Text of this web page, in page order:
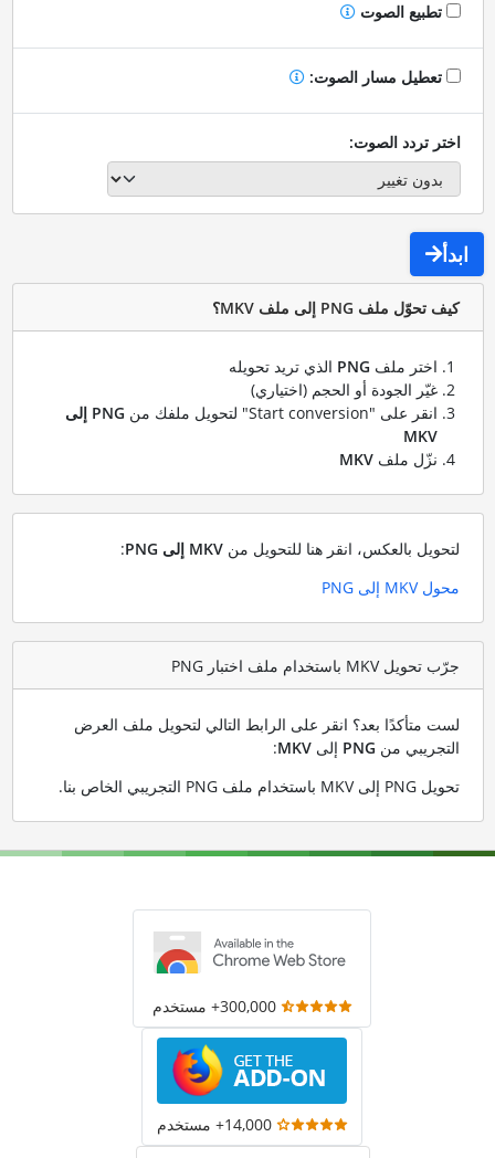
تطبيع الصوت
تعطيل مسار الصوت:
اختر تردد الصوت:
ابدأ
كيف تحوّل ملف PNG إلى ملف MKV؟
اختر ملف PNGالذي تريد تحويله
غيّر الجودة أو الحجم (اختياري)
انقر على "Start conversion" لتحويل ملفك من
PNG إلى
MKV
نزّل ملف MKV
لتحويل بالعكس، انقر هنا للتحويل من MKV إلى PNG
:
محول MKV إلى PNG
جرّب تحويل MKV باستخدام ملف اختبار PNG
لست متأكدًا بعد؟ انقر على الرابط التالي لتحويل ملف العرض
التجريبي من PNGإلى MKV
:
تحويل PNG إلى MKV باستخدام ملف PNG التجريبي الخاص بنا
.
300,000+ مستخدم
14,000+ مستخدم